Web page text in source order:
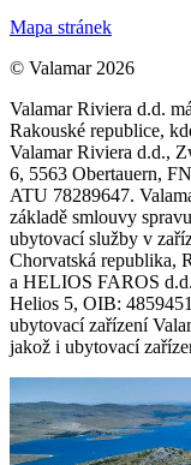
Mapa stránek
© Valamar 2026
Valamar Riviera d.d.
Rakouské republice,
Valamar Riviera d.d.,
6, 5563 Obertauern,
ATU 78289647.
základě smlouvy
ubytovací služby v
Chorvatská republika,
a HELIOS FAROS
Helios 5, OIB:
ubytovací zařízení
jakož i ubytovací